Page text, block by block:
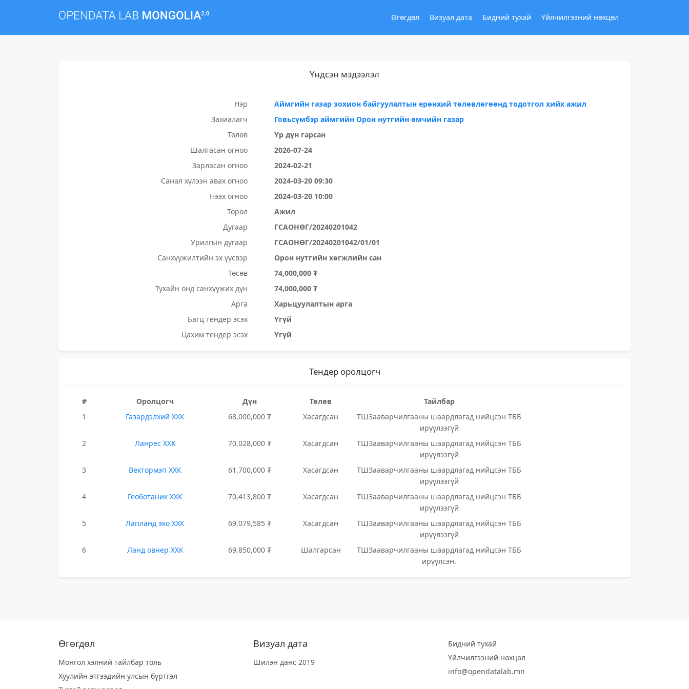
Өгөгдөл Визуал дата Бидний тухай Үйлчилгээний нөхцөл
Үндсэн мэдээлэл
Нэр
Аймгийн газар зохион байгуулалтын ерөнхий төлөвлөгөөнд тодотгол хийх ажил
Захиалагч
Говьсүмбэр аймгийн Орон нутгийн өмчийн газар
Төлөв
Үр дүн гарсан
Шалгасан огноо
2026-07-24
Зарласан огноо
2024-02-21
Санал хүлээн авах огноо
2024-03-20 09:30
Нээх огноо
2024-03-20 10:00
Төрөл
Ажил
Дугаар
ГСАОНӨГ/20240201042
Урилгын дугаар
ГСАОНӨГ/20240201042/01/01
Санхүүжилтийн эх үүсвэр
Орон нутгийн хөгжлийн сан
Төсөв
74,000,000 ₮
Тухайн онд санхүүжих дүн
74,000,000 ₮
Арга
Харьцуулалтын арга
Багц тендер эсэх
Үгүй
Цахим тендер эсэх
Үгүй
Тендер оролцогч
# Оролцогч Дүн Төлөв
Тайлбар
1
Газардэлхий ХХК 68,000,000 ₮ Хасагдсан
ТШЗааварчилгааны шаардлагад нийцсэн ТББ
ирүүлээгүй
2
Ланрес ХХК 70,028,000 ₮ Хасагдсан
ТШЗааварчилгааны шаардлагад нийцсэн ТББ
ирүүлээгүй
3
Вектормэп ХХК 61,700,000 ₮ Хасагдсан
ТШЗааварчилгааны шаардлагад нийцсэн ТББ
ирүүлээгүй
4
Геоботаник ХХК 70,413,800 ₮ Хасагдсан
ТШЗааварчилгааны шаардлагад нийцсэн ТББ
ирүүлээгүй
5
Лапланд эко ХХК 69,079,585 ₮ Хасагдсан
ТШЗааварчилгааны шаардлагад нийцсэн ТББ
ирүүлээгүй
6
Ланд овнер ХХК 69,850,000 ₮ Шалгарсан
ТШЗааварчилгааны шаардлагад нийцсэн ТББ
ирүүлсэн.
Өгөгдөл
Монгол хэлний тайлбар толь
Хуулийн этгээдийн улсын бүртгэл
Визуал дата
Шилэн данс 2019
Бидний тухай
Үйлчилгээний нөхцөл
info@opendatalab.mn